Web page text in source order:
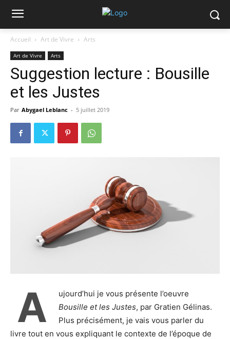
Accueil Art de Vivre Arts
Art de Vivre Arts
Suggestion lecture : Bousille
et les Justes
Par Abygael Leblanc - 5 juillet 2019
A
ujourd’hui je vous présente l’oeuvre
Bousille et les Justes, par Gratien Gélinas.
Plus précisément, je vais vous parler du
livre tout en vous expliquant le contexte de l’époque de